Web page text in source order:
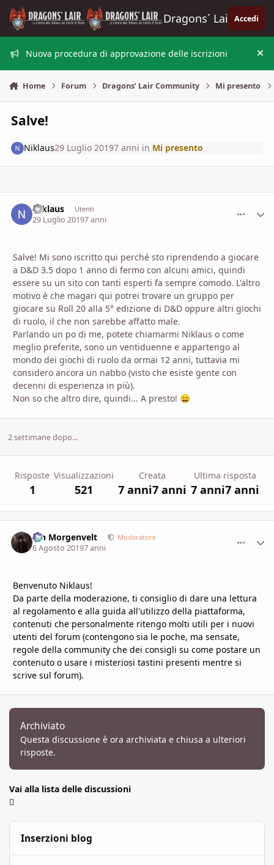
Vai al contenuto
Dragons´ Lair Accedi
Nuova procedura di approvazione delle iscrizioni
Home Forum Dragons’ Lair Community Mi presento
Salve!
Niklaus29 Luglio 20197 anni in Mi presento
Niklaus Utenti
29 Luglio 20197 anni
Salve! Mi sono iscritto qui perché sto riprendendo a giocare
a D&D 3.5 dopo 1 anno di fermo con alcuni amici, quindi
essere su un sito con tanti esperti fa sempre comodo. L'altro
motivo è che magari qui potrei trovare un gruppo per
giocare su Roll 20 alla 5° edizione di D&D oppure altri giochi
di ruolo, il che non sarebbe affatto male.
Parlando un po di me, potete chiamarmi Niklaus o come
meglio preferite, sono un ventiduenne e appartengo al
mondo dei giochi di ruolo da ormai 12 anni, tuttavia mi
considero ancora un nabbo (visto che esiste gente con
decenni di esperienza in più).
Non so che altro dire, quindi... A presto! 😄
2 settimane dopo...
Risposte
1
Visualizzazioni
521
Creata
7 anni7 anni
Ultima risposta
7 anni7 anni
Ian Morgenvelt Moderatore
6 Agosto 20197 anni
Benvenuto Niklaus!
Da parte della moderazione, ti consiglio di dare una lettura
al regolamento e alla guida all'utilizzo della piattaforma,
contenuti che personalmente ritengo molti utili per i nuovi
utenti del forum (contengono sia le poche, ma sensate,
regole della community che dei consigli su come postare un
contenuto o usare i misteriosi tastini presenti mentre si
scrive sul forum).
Archiviato
Questa discussione è ora archiviata e chiusa a ulteriori
risposte.
Vai alla lista delle discussioni
Inserzioni blog